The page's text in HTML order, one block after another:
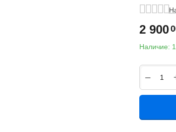
2 900
Наличие:
−